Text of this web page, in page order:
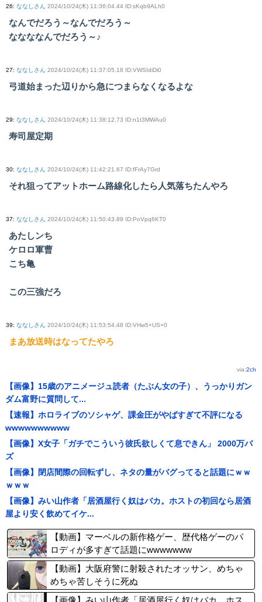
26: ななしさん 2024/10/24(木) 11:36:04.44 ID:sKqb9ALh0
なんでだろう～なんでだろう～
ななななんでだろう～♪
27: ななしさん 2024/10/24(木) 11:37:05.18 ID:VWSIdiDi0
弓道始まった辺りから急につまらなくなるよな
29: ななしさん 2024/10/24(木) 11:38:12.73 ID:n1t3MWAu0
寿司屋定期
30: ななしさん 2024/10/24(木) 11:42:21.67 ID:fFrAy7Grd
それ狙ってアットホーム路線化したら人気落ちたんやろ
37: ななしさん 2024/10/24(木) 11:50:43.89 ID:PoVpq6KT0
あたしンち
ケロロ軍曹
こち亀
この三強だろ
39: ななしさん 2024/10/24(木) 11:53:54.48 ID:VHw5+US+0
まあ放送時はなってたやろ
via:2ch
【画像】15歳のアニメージュ読者（たぶん女の子）、うっかりガン
ダム富野に質問して...
【速報】ホロライブのソシャゲ、課金圧がやばすぎて不評になる
wwwwwwwwww
【画像】X女子「ガチでこういう彼氏欲しくて息できん」 2000万バ
ズ
【画像】閉店間際の回転ずし、ネタの量がバグってると話題にｗｗ
ｗｗｗ
【画像】みい山作者「居酒屋行く奴はバカ。ホストの初回なら居酒
屋より安く飲めてイケ...
【動画】マーベルの新作格ゲー、歴代格ゲーのパ
ロディが多すぎて話題にwwwwwww
【動画】大阪府警に射殺されたオッサン、めちゃ
めちゃ苦しそうに死ぬ
【画像】みい山作者「居酒屋行く奴はバカ。ホス